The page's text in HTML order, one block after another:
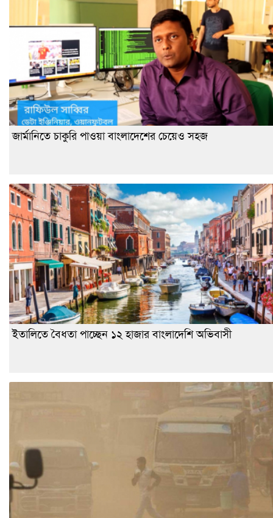
জার্মানিতে চাকুরি পাওয়া বাংলাদেশের চেয়েও সহজ
ইতালিতে বৈধতা পাচ্ছেন ১২ হাজার বাংলাদেশি অভিবাসী